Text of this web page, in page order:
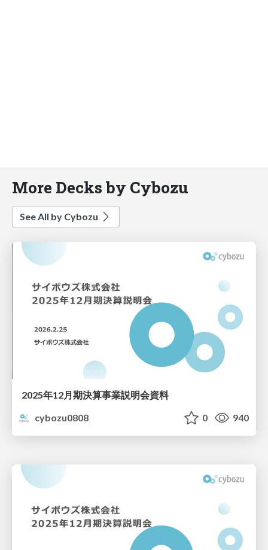
More Decks by Cybozu
See All by Cybozu
2025年12月期決算事業説明会資料
cybozu0808
0 940